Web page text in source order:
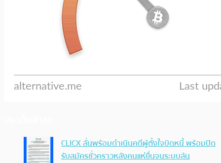
CLICX ลั่นพร้อมดำเนินคดีผู้ตั้งใจบิดหนี้ พร้อมปิด
รับสมัครชั่วคราวหลังคนแห่ยื่นจนระบบล้น